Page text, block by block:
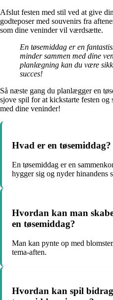
Afslut festen med stil ved at give
godteposer med souvenirs fra
som dine veninder vil værdsætte.
En tøsemiddag er en
minder sammen med dine
planlægning kan du være
succes!
Så næste gang du planlægger en
sjove spil for at kickstarte festen
med dine veninder!
Hvad er en tøsemiddag?
En tøsemiddag er en
hygger sig og nyder hinandens
Hvordan kan man
en tøsemiddag?
Man kan pynte op med
tema-aften.
Hvordan kan spil